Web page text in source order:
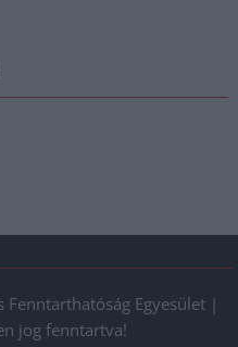
Fenntarthatóság Egyesület |
jog fenntartva!